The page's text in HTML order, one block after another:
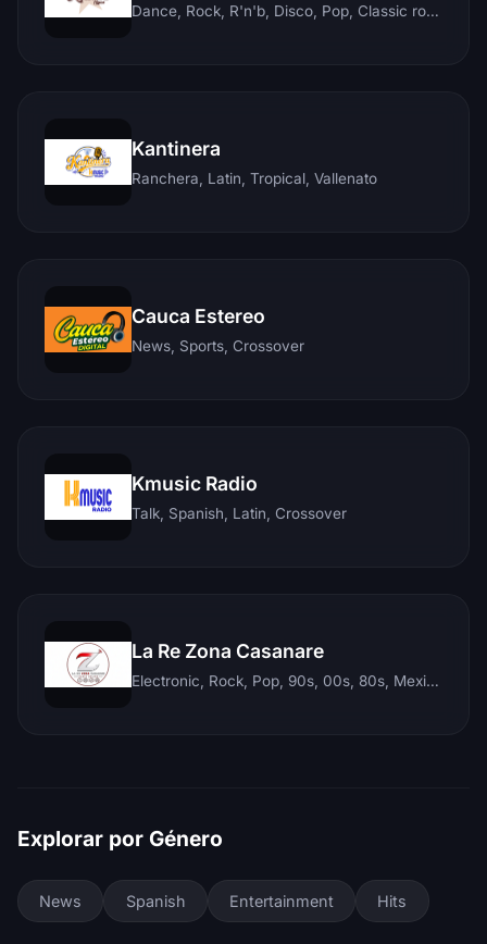
Dance, Rock, R'n'b, Disco, Pop, Classic rock, Techno, Reggae
Kantinera
Ranchera, Latin, Tropical, Vallenato
Cauca Estereo
News, Sports, Crossover
Kmusic Radio
Talk, Spanish, Latin, Crossover
La Re Zona Casanare
Electronic, Rock, Pop, 90s, 00s, 80s, Mexican, Ranchera, Reggaeton, Instrumental, Salsa, Merengue, Tropical, Romantic, Vallenato, Llanera
Explorar por Género
News Spanish Entertainment Hits